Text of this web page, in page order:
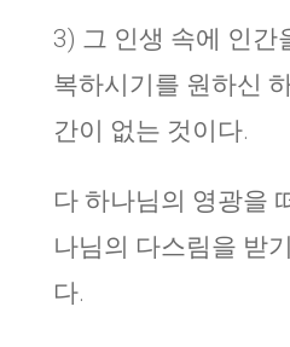
3) 그 인생 속에 인간
복하시기를 원하신
간이 없는 것이다.
다 하나님의 영광을
나님의 다스림을 받
다.